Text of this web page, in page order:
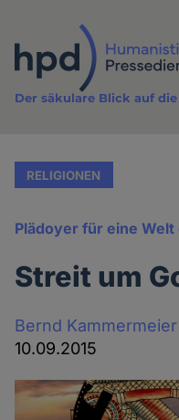
Inhalt
Der säkulare Blick auf
RELIGIONEN
Plädoyer für eine
Streit um
Bernd Kammermeier
10.09.2015